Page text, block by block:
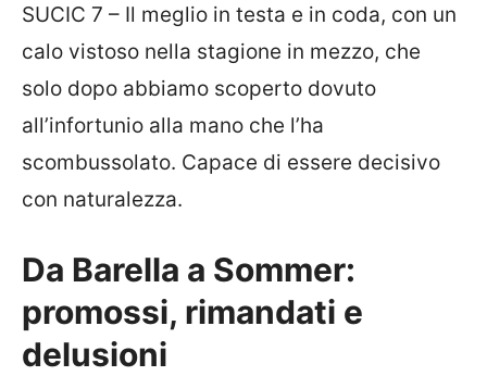
SUCIC 7 – Il meglio in testa e in coda, con un
calo vistoso nella stagione in mezzo, che
solo dopo abbiamo scoperto dovuto
all’infortunio alla mano che l’ha
scombussolato. Capace di essere decisivo
con naturalezza.
Da Barella a Sommer:
promossi, rimandati e
delusioni